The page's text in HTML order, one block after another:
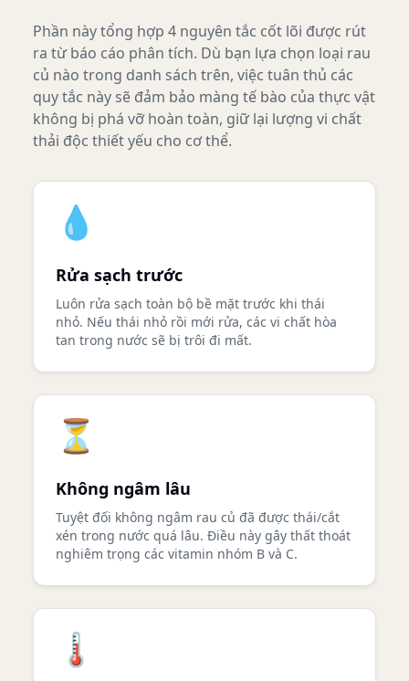
Phần này tổng hợp 4 nguyên tắc cốt lõi được rút
ra từ báo cáo phân tích. Dù bạn lựa chọn loại rau
củ nào trong danh sách trên, việc tuân thủ các
quy tắc này sẽ đảm bảo màng tế bào của thực vật
không bị phá vỡ hoàn toàn, giữ lại lượng vi chất
thải độc thiết yếu cho cơ thể.
💧
Rửa sạch trước
Luôn rửa sạch toàn bộ bề mặt trước khi thái
nhỏ. Nếu thái nhỏ rồi mới rửa, các vi chất hòa
tan trong nước sẽ bị trôi đi mất.
⏳
Không ngâm lâu
Tuyệt đối không ngâm rau củ đã được thái/cắt
xén trong nước quá lâu. Điều này gây thất thoát
nghiêm trọng các vitamin nhóm B và C.
🌡️